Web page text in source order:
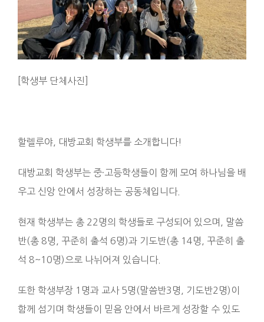
[학생부 단체사진]
할렐루야, 대방교회 학생부를 소개합니다!
대방교회 학생부는 중·고등학생들이 함께 모여 하나님을 배
우고 신앙 안에서 성장하는 공동체입니다.
현재 학생부는 총 22명의 학생들로 구성되어 있으며, 말씀
반(총 8명, 꾸준히 출석 6명)과 기도반(총 14명, 꾸준히 출
석 8~10명)으로 나뉘어져 있습니다.
또한 학생부장 1명과 교사 5명(말씀반3명, 기도반2명)이
함께 섬기며 학생들이 믿음 안에서 바르게 성장할 수 있도